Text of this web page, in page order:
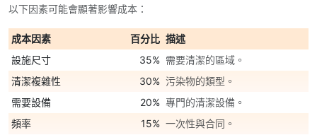
以下因素可能會顯著影響成本：
成本因素 百分比 描述
設施尺寸
35% 需要清潔的區域。
清潔複雜性
30% 污染物的類型。
需要設備
20% 專門的清潔設備。
頻率
15% 一次性與合同。